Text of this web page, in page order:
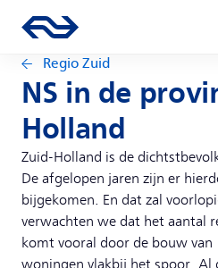
Hoofdnavigatie
Ga naar de homepage van ns.nl
Regio Zuid
NS in de
Holland
Zuid-Holland is de
De afgelopen jaren zijn er
bijgekomen. En dat zal
verwachten we dat het aantal
komt vooral door de bouw
woningen vlakbij het spoor. Al